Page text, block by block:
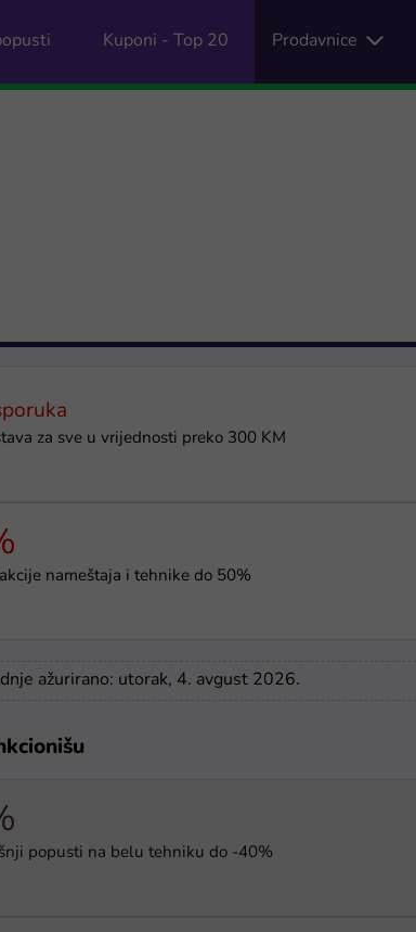
Kuponi - Top 20 Prodavnice
za sve u vrijednosti preko 300 KM
akcije nameštaja i tehnike do 50%
ažurirano: utorak, 4. avgust 2026.
popusti na belu tehniku do -40%